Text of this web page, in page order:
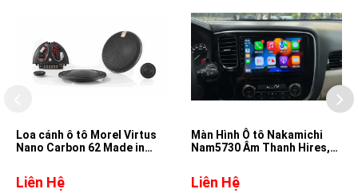
Loa cánh ô tô Morel Virtus
Nano Carbon 62 Made in
Liên Hệ
Màn Hình Ô tô Nakamichi
Nam5730 Âm Thanh Hires,
Liên Hệ